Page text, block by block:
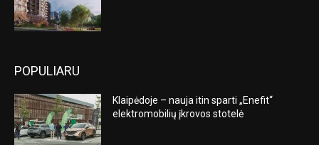
POPULIARU
Klaipėdoje – nauja itin sparti „Enefit“
elektromobilių įkrovos stotelė